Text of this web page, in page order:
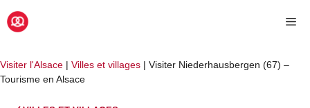
Aller
au
Visiter l'Alsace | Villes et villages | Visiter Niederhausbergen (67) –
Tourisme en Alsace